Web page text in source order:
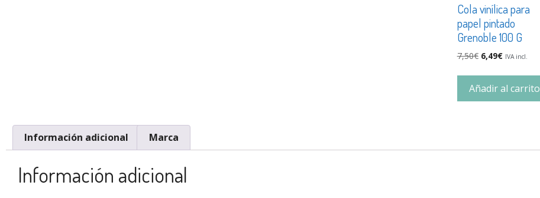
Cola vinílica para
papel pintado
Grenoble 100 G
7,50€ 6,49€ IVA incl.
Añadir al carrito
Información adicional Marca
Información adicional